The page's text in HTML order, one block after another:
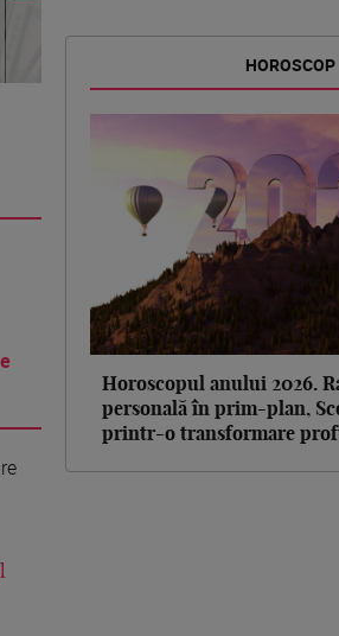
HOROSCOP
Horoscopul anului 2026.
personală în prim-plan,
printr-o transformare